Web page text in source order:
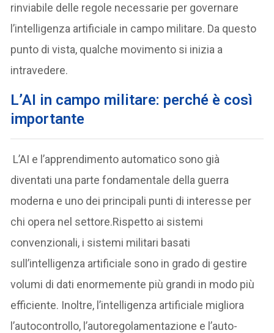
rinviabile delle regole necessarie per governare
l’intelligenza artificiale in campo militare. Da questo
punto di vista, qualche movimento si inizia a
intravedere.
L’AI in campo militare: perché è così
importante
L’AI e l’apprendimento automatico sono già
diventati una parte fondamentale della guerra
moderna e uno dei principali punti di interesse per
chi opera nel settore.Rispetto ai sistemi
convenzionali, i sistemi militari basati
sull’intelligenza artificiale sono in grado di gestire
volumi di dati enormemente più grandi in modo più
efficiente. Inoltre, l’intelligenza artificiale migliora
l’autocontrollo, l’autoregolamentazione e l’auto-